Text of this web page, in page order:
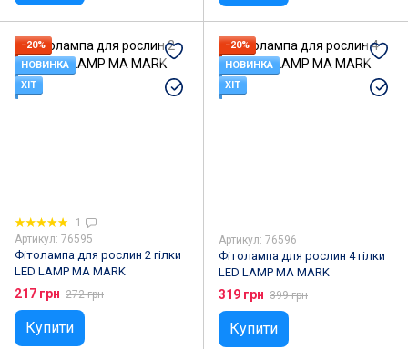
−20%
НОВИНКА
ХІТ
1
Артикул: 76595
Фітолампа для рослин 2 гілки
LED LAMP MA MARK
217 грн 272 грн
Купити
−20%
НОВИНКА
ХІТ
Артикул: 76596
Фітолампа для рослин 4 гілки
LED LAMP MA MARK
319 грн 399 грн
Купити